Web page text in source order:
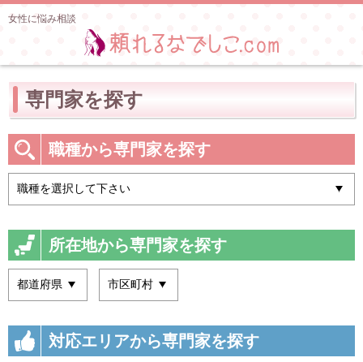
女性に悩み相談
専門家を探す
職種から専門家を探す
所在地から専門家を探す
対応エリアから専門家を探す